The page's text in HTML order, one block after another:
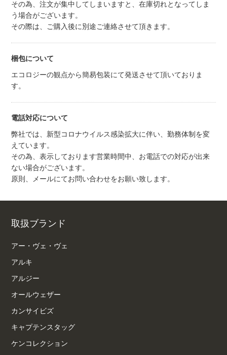
その為、注文が集中してしまいますと、在庫切れとなってしま
う場合がございます。
その際は、ご購入後に別途ご連絡させて頂きます。
梱包について
エコロジーの観点から簡易包装にて発送させて頂いておりま
す。
電話対応について
弊社では、新型コロナウイルス感染拡大に伴い、勤務体制を変
えています。
その為、表示しております営業時間中、お電話での対応が出来
ない場合がございます。
原則、メールにてお問い合わせをお願い致します。
取扱ブランド
アー・ヴェ・ヴェ
アルキ
アルジー
オールウェザー
カンサイビズ
キャプテンスタッグ
ケンコレクション